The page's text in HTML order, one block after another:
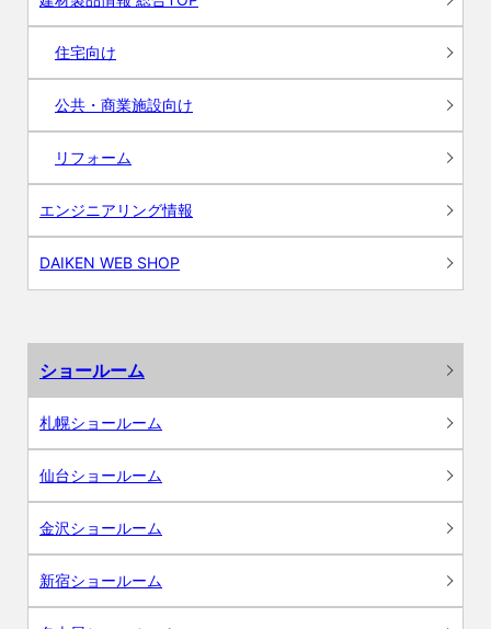
住宅向け
公共・商業施設向け
リフォーム
エンジニアリング情報
DAIKEN WEB SHOP
ショールーム
札幌ショールーム
仙台ショールーム
金沢ショールーム
新宿ショールーム